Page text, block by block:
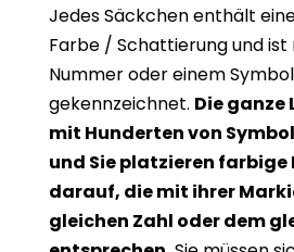
Jedes Säckchen enthält
Farbe / Schattierung und ist
Nummer oder einem Symbol
gekennzeichnet. Die ganze
mit Hunderten von
und Sie platzieren
darauf, die mit ihrer
gleichen Zahl oder dem